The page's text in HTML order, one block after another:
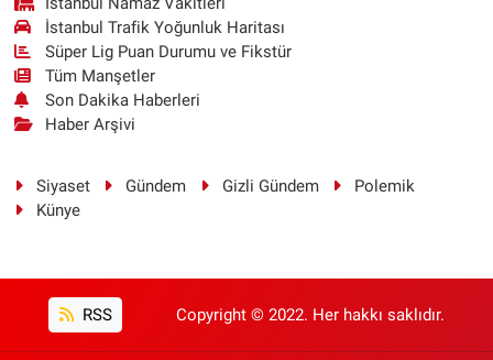
İstanbul Trafik Yoğunluk Haritası
Süper Lig Puan Durumu ve Fikstür
Tüm Manşetler
Son Dakika Haberleri
Haber Arşivi
Siyaset Gündem Gizli Gündem
Polemik
Künye
RSS Copyright © 2022. Her hakkı saklıdır.